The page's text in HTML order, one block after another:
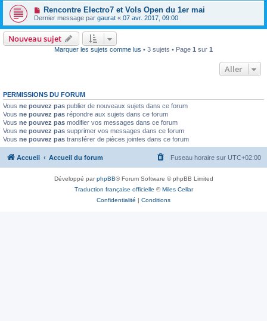
Rencontre Electro7 et Vols Open du 1er mai
Dernier message par gaurat « 07 avr. 2017, 09:00
Nouveau sujet
Marquer les sujets comme lus • 3 sujets • Page 1 sur 1
Aller
PERMISSIONS DU FORUM
Vous ne pouvez pas publier de nouveaux sujets dans ce forum
Vous ne pouvez pas répondre aux sujets dans ce forum
Vous ne pouvez pas modifier vos messages dans ce forum
Vous ne pouvez pas supprimer vos messages dans ce forum
Vous ne pouvez pas transférer de pièces jointes dans ce forum
Accueil Accueil du forum Fuseau horaire sur UTC+02:00
Développé parphpBB® Forum Software © phpBB Limited
Traduction française officielle ©Miles Cellar
Confidentialité | Conditions